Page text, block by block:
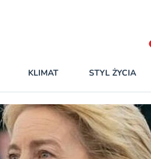
KLIMAT STYL ŻYCIA